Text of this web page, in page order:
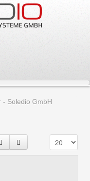
- Soledio GmbH